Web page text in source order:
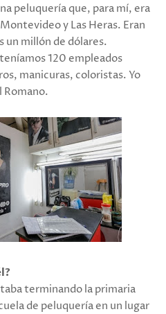
peluquería que, para mí, era
y Las Heras. Eran
un millón de dólares.
120 empleados
manicuras, coloristas. Yo
Romano.
terminando la primaria
de peluquería en un lugar